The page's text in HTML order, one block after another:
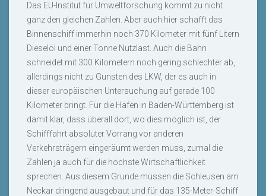
Das EU-Institut für Umweltforschung kommt zu nicht
ganz den gleichen Zahlen. Aber auch hier schafft das
Binnenschiff immerhin noch 370 Kilometer mit fünf Litern
Dieselöl und einer Tonne Nutzlast. Auch die Bahn
schneidet mit 300 Kilometern noch gering schlechter ab,
allerdings nicht zu Gunsten des LKW, der es auch in
dieser europäischen Untersuchung auf gerade 100
Kilometer bringt. Für die Häfen in Baden-Württemberg ist
damit klar, dass überall dort, wo dies möglich ist, der
Schifffahrt absoluter Vorrang vor anderen
Verkehrsträgern eingeräumt werden muss, zumal die
Zahlen ja auch für die höchste Wirtschaftlichkeit
sprechen. Aus diesem Grunde müssen die Schleusen am
Neckar dringend ausgebaut und für das 135-Meter-Schiff